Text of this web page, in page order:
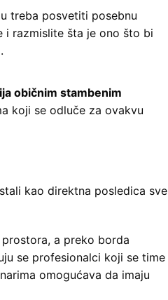
treba posvetiti posebnu
i razmislite šta je ono što bi
običnim stambenim
koji se odluče za ovakvu
kao direktna posledica sve
a preko borda
se profesionalci koji se time
omogućava da imaju